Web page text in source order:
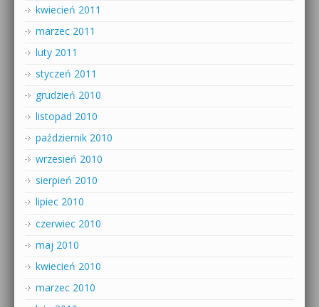
kwiecień 2011
marzec 2011
luty 2011
styczeń 2011
grudzień 2010
listopad 2010
październik 2010
wrzesień 2010
sierpień 2010
lipiec 2010
czerwiec 2010
maj 2010
kwiecień 2010
marzec 2010